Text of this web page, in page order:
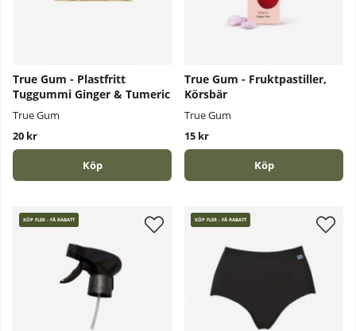
True Gum - Plastfritt
Tuggummi Ginger & Tumeric
True Gum
20 kr
Köp
True Gum - Fruktpastiller,
Körsbär
True Gum
15 kr
Köp
KÖP FLER - FÅ RABATT KÖP FLER - FÅ RABATT